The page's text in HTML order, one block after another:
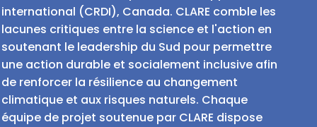
international (CRDI), Canada. CLARE comble les
lacunes critiques entre la science et l'action en
soutenant le leadership du Sud pour permettre
une action durable et socialement inclusive afin
de renforcer la résilience au changement
climatique et aux risques naturels. Chaque
équipe de projet soutenue par CLARE dispose